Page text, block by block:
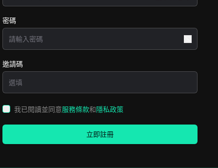
密碼
邀請碼
我已閱讀並同意服務條款和隱私政策
立即註冊